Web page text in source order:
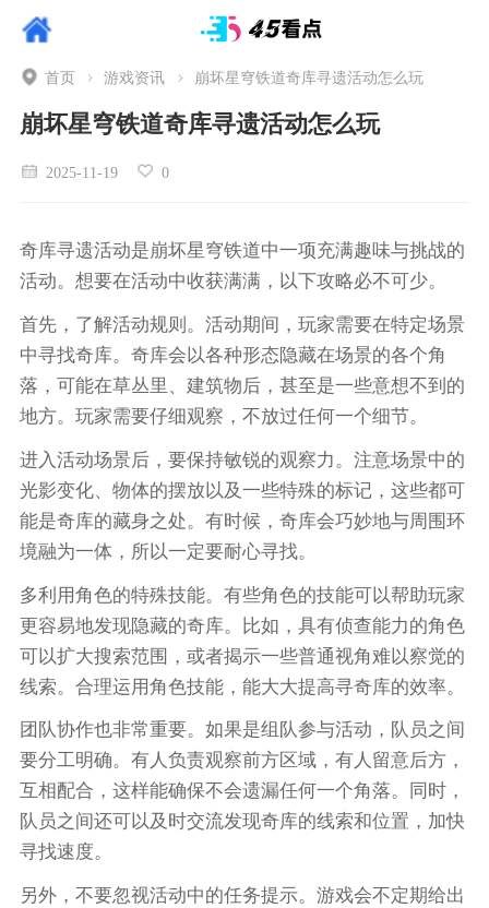
首页 游戏资讯 崩坏星穹铁道奇库寻遗活动怎么玩
崩坏星穹铁道奇库寻遗活动怎么玩
2025-11-19 0
奇库寻遗活动是崩坏星穹铁道中一项充满趣味与挑战的
活动。想要在活动中收获满满，以下攻略必不可少。
首先，了解活动规则。活动期间，玩家需要在特定场景
中寻找奇库。奇库会以各种形态隐藏在场景的各个角
落，可能在草丛里、建筑物后，甚至是一些意想不到的
地方。玩家需要仔细观察，不放过任何一个细节。
进入活动场景后，要保持敏锐的观察力。注意场景中的
光影变化、物体的摆放以及一些特殊的标记，这些都可
能是奇库的藏身之处。有时候，奇库会巧妙地与周围环
境融为一体，所以一定要耐心寻找。
多利用角色的特殊技能。有些角色的技能可以帮助玩家
更容易地发现隐藏的奇库。比如，具有侦查能力的角色
可以扩大搜索范围，或者揭示一些普通视角难以察觉的
线索。合理运用角色技能，能大大提高寻奇库的效率。
团队协作也非常重要。如果是组队参与活动，队员之间
要分工明确。有人负责观察前方区域，有人留意后方，
互相配合，这样能确保不会遗漏任何一个角落。同时，
队员之间还可以及时交流发现奇库的线索和位置，加快
寻找速度。
另外，不要忽视活动中的任务提示。游戏会不定期给出